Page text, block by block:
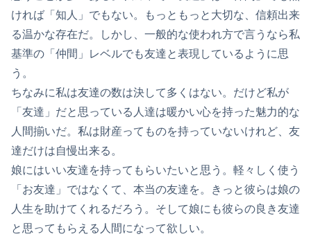
ければ「知人」でもない。もっともっと大切な、信頼出来
る温かな存在だ。しかし、一般的な使われ方で言うなら私
基準の「仲間」レベルでも友達と表現しているように思
う。
ちなみに私は友達の数は決して多くはない。だけど私が
「友達」だと思っている人達は暖かい心を持った魅力的な
人間揃いだ。私は財産ってものを持っていないけれど、友
達だけは自慢出来る。
娘にはいい友達を持ってもらいたいと思う。軽々しく使う
「お友達」ではなくて、本当の友達を。きっと彼らは娘の
人生を助けてくれるだろう。そして娘にも彼らの良き友達
と思ってもらえる人間になって欲しい。